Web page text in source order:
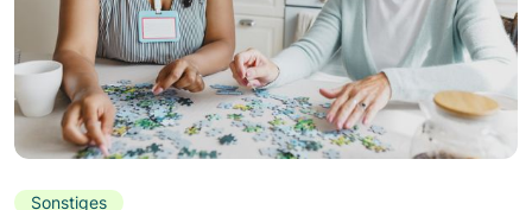
Sonstiges